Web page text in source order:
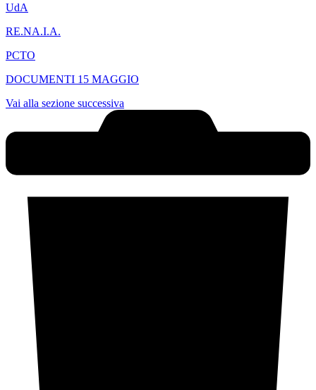
UdA
RE.NA.I.A.
PCTO
DOCUMENTI 15 MAGGIO
Vai alla sezione successiva